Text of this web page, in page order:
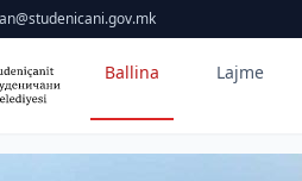
Ballina Lajme